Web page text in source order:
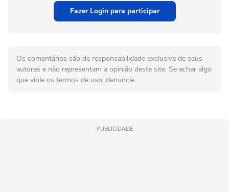
Fazer Login para participar
Os comentários são de responsabilidade exclusiva de seus
autores e não representam a opinião deste site. Se achar algo
que viole os termos de uso, denuncie.
PUBLICIDADE